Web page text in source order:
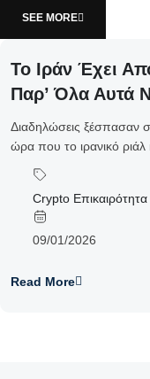
SEE MORE
Το Ιράν Έχει
Παρ’ Όλα Αυτά
Διαδηλώσεις ξέσπασαν
ώρα που το ιρανικό ριάλ
Crypto Επικαιρότητα
09/01/2026
Read More